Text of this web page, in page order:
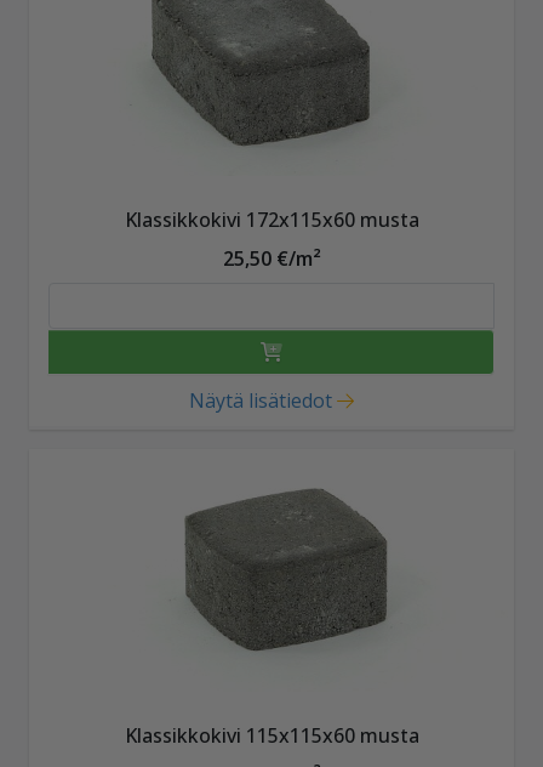
Klassikkokivi 172x115x60 musta
25,50 €/m²
Näytä lisätiedot
Klassikkokivi 115x115x60 musta